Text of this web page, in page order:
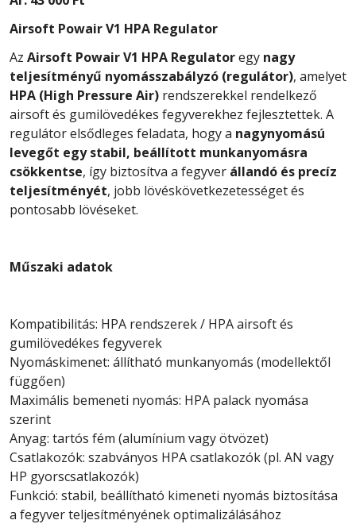
Airsoft Powair V1 HPA Regulator
Az Airsoft Powair V1 HPA Regulatoregy nagy
teljesítményű nyomásszabályzó (regulátor), amelyet
HPA (High Pressure Air) rendszerekkel rendelkező
airsoft és gumilövedékes fegyverekhez fejlesztettek. A
regulátor elsődleges feladata, hogy a nagynyomású
levegőt egy stabil, beállított munkanyomásra
csökkentse, így biztosítva a fegyver állandó és precíz
teljesítményét, jobb lövéskövetkezetességet és
pontosabb lövéseket.
Műszaki adatok
Kompatibilitás: HPA rendszerek / HPA airsoft és
gumilövedékes fegyverek
Nyomáskimenet: állítható munkanyomás (modellektől
függően)
Maximális bemeneti nyomás: HPA palack nyomása
szerint
Anyag: tartós fém (alumínium vagy ötvözet)
Csatlakozók: szabványos HPA csatlakozók (pl. AN vagy
HP gyorscsatlakozók)
Funkció: stabil, beállítható kimeneti nyomás biztosítása
a fegyver teljesítményének optimalizálásához